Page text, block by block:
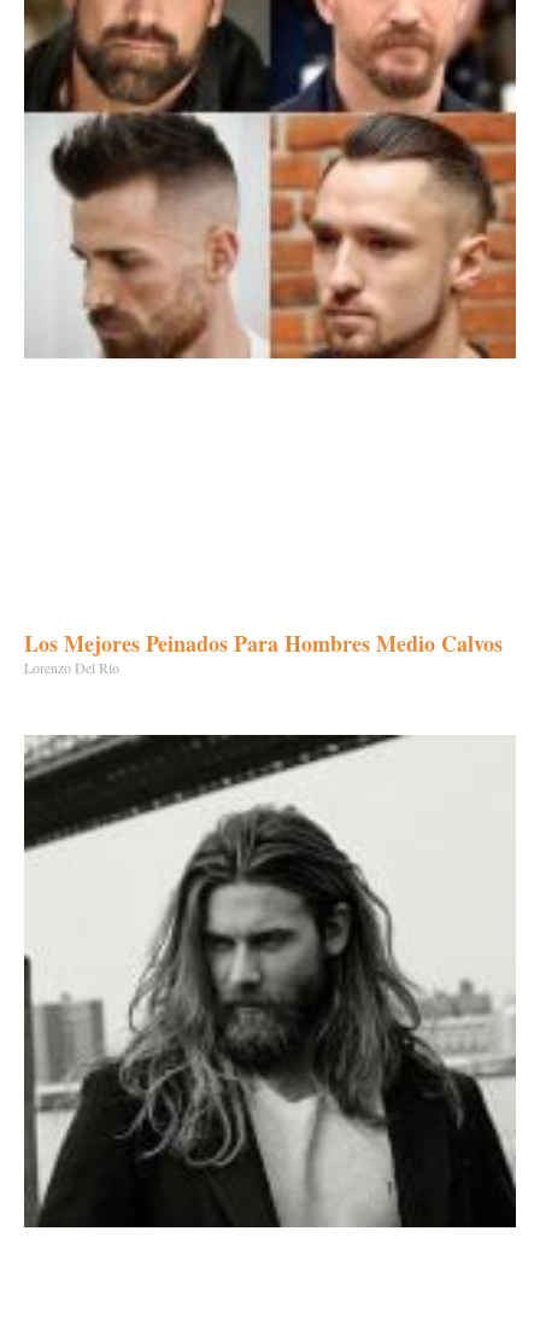
Los Mejores Peinados Para Hombres Medio Calvos
Lorenzo Del Río